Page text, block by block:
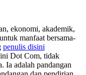
ekonomi, akademik,
manfaat bersama-
penulis disini
Dot Com, tidak
Ia adalah pandangan